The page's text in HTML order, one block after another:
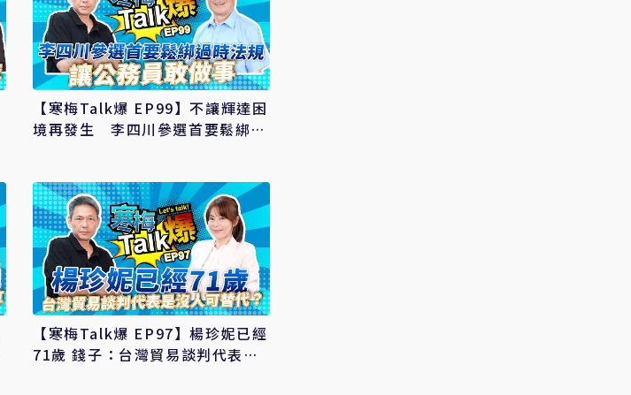
【寒梅Talk爆 EP99】不讓輝達困
境再發生 李四川參選首要鬆綁過
【寒梅Talk爆 EP97】楊珍妮已經
71歲 錢子：台灣貿易談判代表是